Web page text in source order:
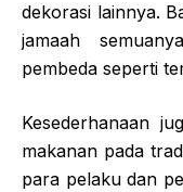
dekorasi lainnya.
jamaah
pembeda seperti
Kesederhanaan
makanan pada
para pelaku dan